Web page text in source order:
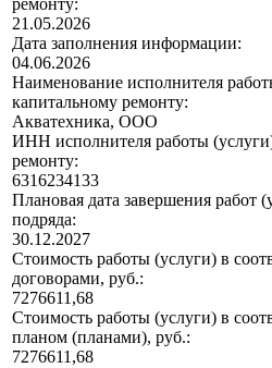
ремонту:
21.05.2026
Дата заполнения информации:
04.06.2026
Наименование исполнителя
капитальному ремонту:
Акватехника, ООО
ИНН исполнителя работы
ремонту:
6316234133
Плановая дата завершения работ
подряда:
30.12.2027
Стоимость работы (услуги) в
договорами, руб.:
7276611,68
Стоимость работы (услуги) в
планом (планами), руб.:
7276611,68